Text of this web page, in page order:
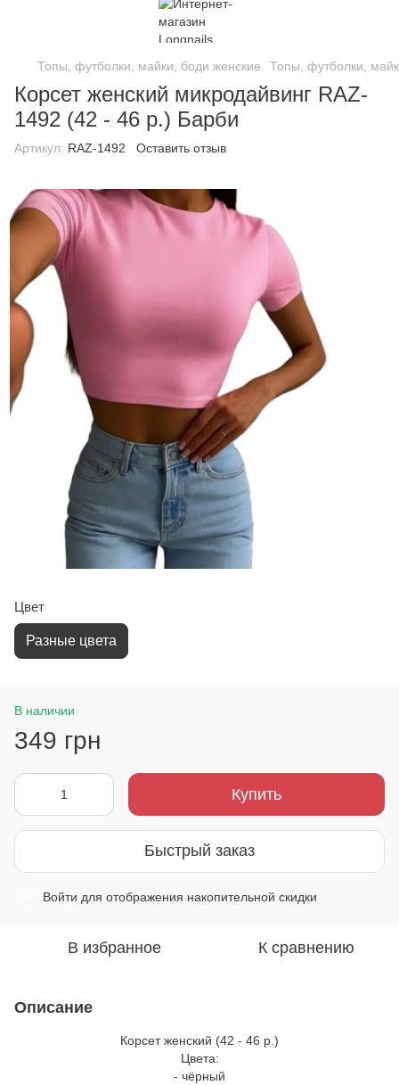
Топы, футболки, майки, боди женские Топы, футболки,
Корсет женский микродайвинг RAZ-
1492 (42 - 46 р.) Барби
Артикул: RAZ-1492 Оставить отзыв
Цвет
Разные цвета
В наличии
349 грн
Купить
Быстрый заказ
Войти для отображения накопительной скидки
В избранное К сравнению
Описание
Корсет женский (42 - 46 р.)
Цвета:
- чёрный